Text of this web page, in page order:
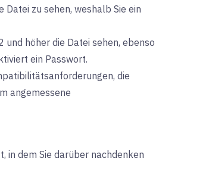
zu sehen, weshalb Sie ein
höher die Datei sehen, ebenso
ein Passwort.
die
angemessene
in dem Sie darüber nachdenken